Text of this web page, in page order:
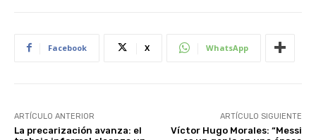
Facebook X WhatsApp
ARTÍCULO ANTERIOR
La precarización avanza: el
ARTÍCULO SIGUIENTE
Víctor Hugo Morales: “Messi